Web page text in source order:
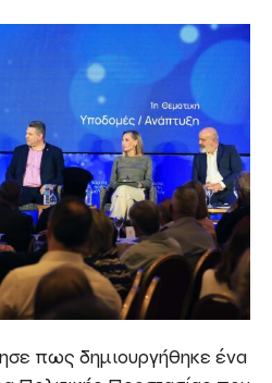
πως δημιουργήθηκε ένα